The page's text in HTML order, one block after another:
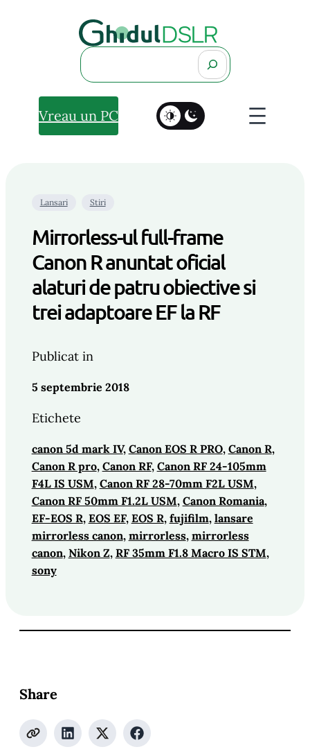
Search
Vreau un PC
Lansari Stiri
Mirrorless-ul full-frame
Canon R anuntat oficial
alaturi de patru obiective si
trei adaptoare EF la RF
Publicat in
5 septembrie 2018
Etichete
canon 5d mark IV, Canon EOS R PRO, Canon R ,
Canon R pro, Canon RF, Canon RF 24-105mm
F4L IS USM, Canon RF 28-70mm F2L USM ,
Canon RF 50mm F1.2L USM, Canon Romania ,
EF-EOS R, EOS EF, EOS R, fujifilm, lansare
mirrorless canon, mirrorless, mirrorless
canon, Nikon Z, RF 35mm F1.8 Macro IS STM ,
sony
Share